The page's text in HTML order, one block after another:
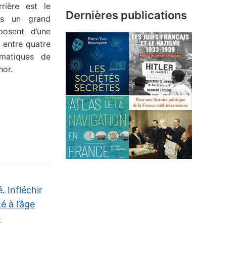
est le
un grand
d’une
entre quatre
de
Infléchir
à l’âge
Dernières publications